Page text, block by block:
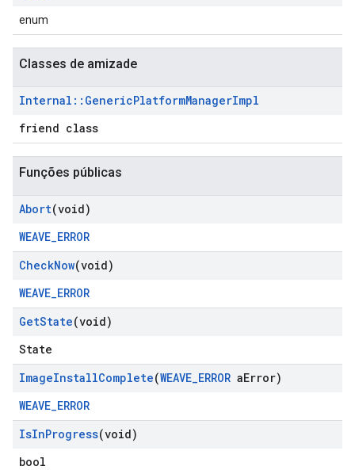
enum
Classes de amizade
Internal :: GenericPlatformManagerImpl
friend class
Funções públicas
Abort(void)
WEAVE_ERROR
CheckNow(void)
WEAVE_ERROR
GetState(void)
State
ImageInstallComplete(WEAVE_ERROR aError)
WEAVE_ERROR
IsInProgress(void)
bool